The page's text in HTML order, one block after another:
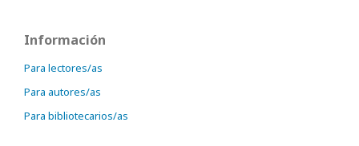
Información
Para lectores/as
Para autores/as
Para bibliotecarios/as